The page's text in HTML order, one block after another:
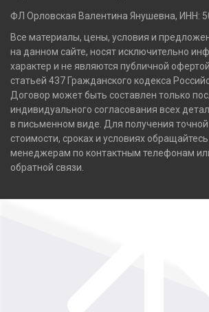
ФЛ Орловская Валентина Янушевна, ИНН:
Все материалы, цены, условия и
на данном сайте, носят исключительно
характер и не являются публичной
статьей 437 Гражданского кодекса
Договор может быть составлен только
индивидуального согласования всех
в письменном виде. Для получения
стоимости, сроках и условиях
менеджерам по контактным телефонам
обратной связи.